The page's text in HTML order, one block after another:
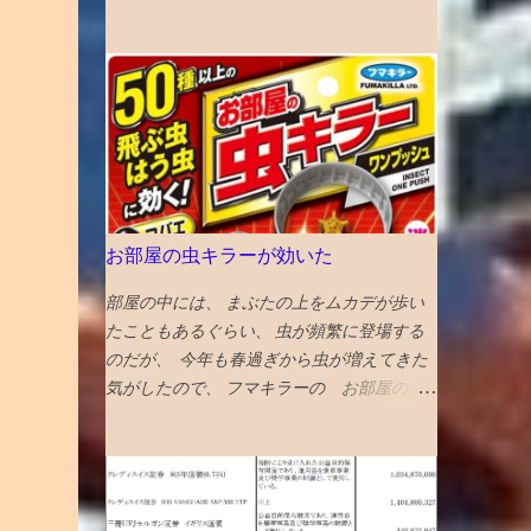
ーを紹介。 ギフトリンクなので全文読めま
す→ 2025年に行くべき52カ所の英語記事全
文 〇2024年 3位 山口 また、NYタイムズ
HP画像に明示されている数字（下に引用し
ている山口の場合は...
えました！ でも、みたことある名前ばかり
で成績優秀上位メンバーは固定してます。
高校入塾からの「いきなり30傑」は厳しそ
うです。 継続が重要です。
た。 対応策は、段差がなくなるように１ミ
リ程度削る ということだっが、 せっかくの
生きてる歯を削るのに躊躇して、１年様子見
した 年をとってくると移植に使えなくな
り、噛み合わせに役立っていない親知らずの
利用価値も低下してくるので、将来的にはさ
らに削るとか、抜歯に至るのもやむを得ない
と考えれば、 段差をなくすために、歯を削
るのもそんなに侵襲性が高い措置でもなくな
ってくる ので、１ミリぐらい親知らずを削
ってもらい、手前の奥歯との段差をなくした
２食ほど食べてみたが、挟まらなくなった
を無くすという処置、 それでもダメになっ
たら抜歯処置 という選択肢があるとのこと
お部屋の虫キラーが効いた
部屋の中には、 まぶたの上をムカデが歩い
たこともあるぐらい、 虫が頻繁に登場する
のだが、 今年も春過ぎから虫が増えてきた
気がしたので、 フマキラーの お部屋の虫
が体感できることはあまりないが、 これは
効いている 千円以上とちょいと高めだが、
この三週間ぐらいの体感で、クモやコバエな